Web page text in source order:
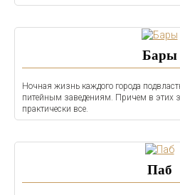
Бары
Ночная жизнь каждого города
питейным заведениям. Причем в этих
практически все.
Паб